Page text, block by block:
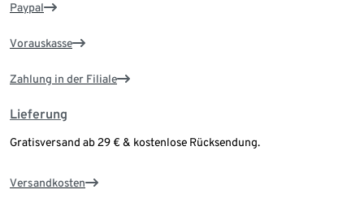
Paypal
Vorauskasse
Zahlung in der Filiale
Lieferung
Gratisversand ab 29 € & kostenlose Rücksendung.
Versandkosten